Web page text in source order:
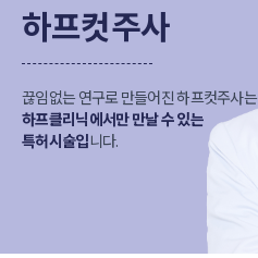
하프컷주사
끊임없는 연구로 만들어진 하프컷주사는
하프클리닉에서만 만날 수 있는
특허시술입니다.